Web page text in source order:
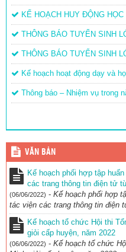
KẾ HOẠCH HUY ĐỘNG HỌC
THÔNG BÁO TUYỂN SINH
THÔNG BÁO TUYỂN SINH
Kế hoạch hoạt động dạy và
Thông báo – Nhiệm vụ trong
VĂN BẢN
Kế hoạch phối hợp tập
các trang thông tin điện tử
(06/06/2022) - Kế hoạch phối hợp
tác viện các trang thông tin điện
Kế hoạch tổ chức Hội thi
giỏi cấp huyện, năm 2022
(06/06/2022) - Kế hoạch tổ chức